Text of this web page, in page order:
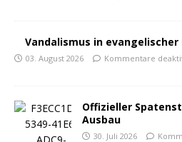
Vandalismus in evangelischer
03. August 2026 Kommentare
Offizieller
Ausbau
30. Juli 2026